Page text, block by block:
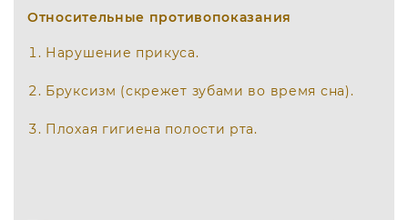
Относительные противопоказания
Нарушение прикуса.
Бруксизм (скрежет зубами во время сна).
Плохая гигиена полости рта.